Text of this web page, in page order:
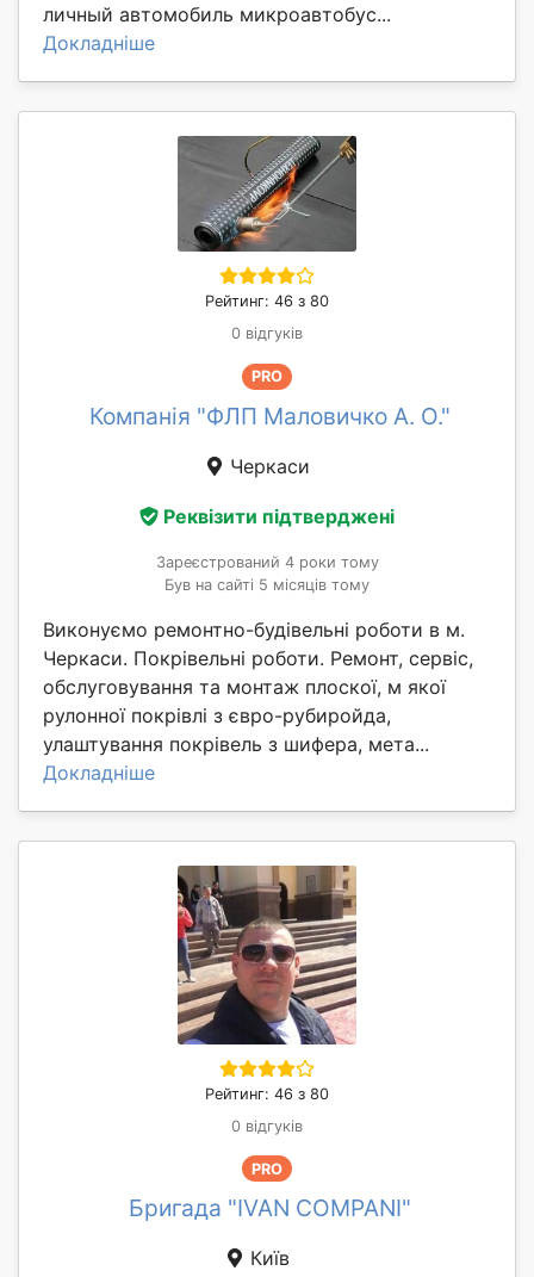
личный автомобиль микроавтобус...
Докладніше
Рейтинг: 46 з 80
0 відгуків
PRO
Компанія "ФЛП Маловичко А. О."
Черкаси
Реквізити підтверджені
Зареєстрований 4 роки тому
Був на сайті 5 місяців тому
Виконуємо ремонтно-будівельні роботи в м.
Черкаси. Покрівельні роботи. Ремонт, сервіс,
обслуговування та монтаж плоскої, м якої
рулонної покрівлі з євро-рубиройда,
улаштування покрівель з шифера, мета...
Докладніше
Рейтинг: 46 з 80
0 відгуків
PRO
Бригада "IVAN COMPANI"
Київ